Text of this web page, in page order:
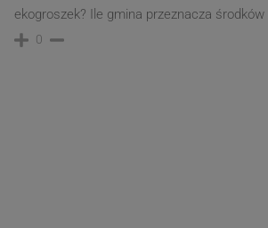
ekogroszek? Ile gmina przeznacza środków
0